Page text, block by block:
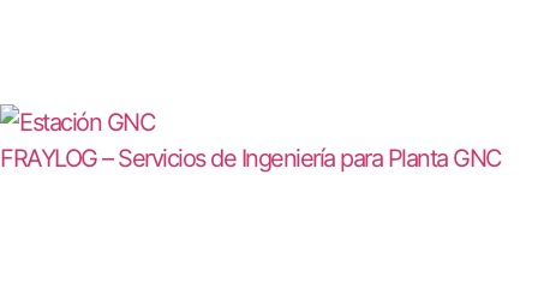
FRAYLOG – Servicios de Ingeniería para Planta GNC